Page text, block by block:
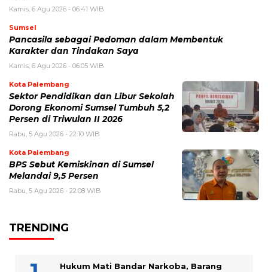
Kamis, 6 Agu 2026 - 06:41 WIB
Sumsel
Pancasila sebagai Pedoman dalam Membentuk
Karakter dan Tindakan Saya
Kamis, 6 Agu 2026 - 06:05 WIB
Kota Palembang
Sektor Pendidikan dan Libur Sekolah
Dorong Ekonomi Sumsel Tumbuh 5,2
Persen di Triwulan II 2026
Rabu, 5 Agu 2026 - 22:10 WIB
Kota Palembang
BPS Sebut Kemiskinan di Sumsel
Melandai 9,5 Persen
Rabu, 5 Agu 2026 - 22:08 WIB
TRENDING
Hukum Mati Bandar Narkoba, Barang